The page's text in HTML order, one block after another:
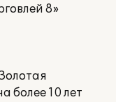
8»
более 10 лет